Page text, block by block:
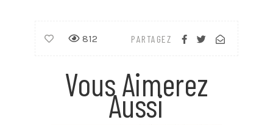
PARTAGEZ
812
Vous Aimerez
Aussi